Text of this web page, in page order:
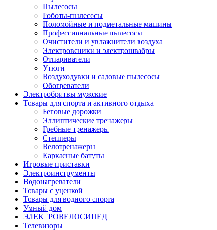
Пылесосы
Роботы-пылесосы
Поломойные и подметальные машины
Профессиональные пылесосы
Очистители и увлажнители воздуха
Электровеники и электрошвабры
Отпариватели
Утюги
Воздуходувки и садовые пылесосы
Обогреватели
Электробритвы мужские
Товары для спорта и активного отдыха
Беговые дорожки
Эллиптические тренажеры
Гребные тренажеры
Степперы
Велотренажеры
Каркасные батуты
Игровые приставки
Электроинструменты
Водонагреватели
Товары с уценкой
Товары для водного спорта
Умный дом
ЭЛЕКТРОВЕЛОСИПЕД
Телевизоры